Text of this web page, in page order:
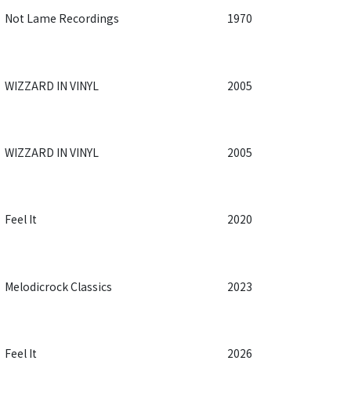
Not Lame Recordings 1970
WIZZARD IN VINYL 2005
WIZZARD IN VINYL 2005
Feel It 2020
Melodicrock Classics 2023
Feel It 2026